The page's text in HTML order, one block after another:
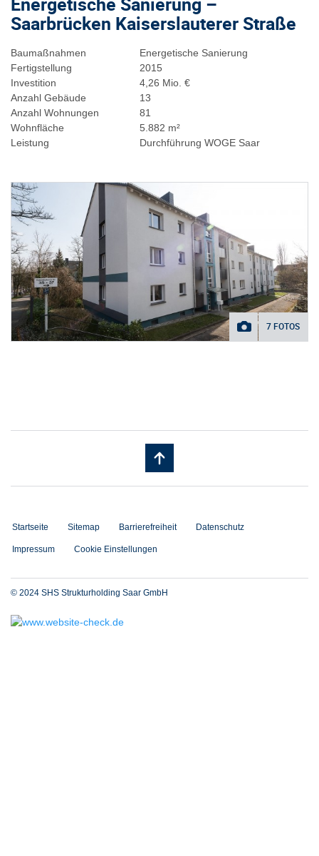
Saarbrücken Kaiserslauterer Straße
Baumaßnahmen
Energetische Sanierung
Fertigstellung
2015
Investition
4,26 Mio. €
Anzahl Gebäude
13
Anzahl Wohnungen
81
Wohnfläche
5.882 m²
Leistung
Durchführung WOGE Saar
7 FOTOS
Startseite Sitemap Barrierefreiheit Datenschutz
Impressum Cookie Einstellungen
© 2024 SHS Strukturholding Saar GmbH